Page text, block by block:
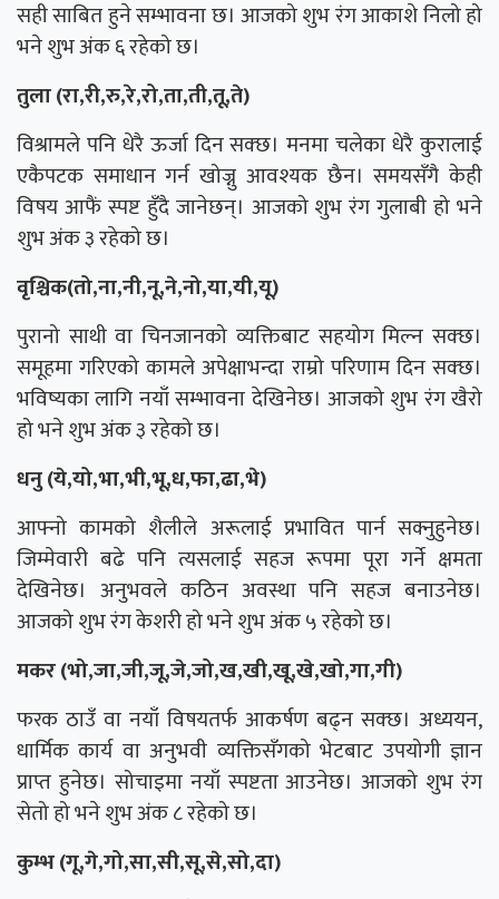
सही साबित हुने सम्भावना छ। आजको शुभ रंग आकाशे निलो हो
भने शुभ अंक ६ रहेको छ।
तुला (रा,री,रु,रे,रो,ता,ती,तू,ते)
विश्रामले पनि धेरै ऊर्जा दिन सक्छ। मनमा चलेका धेरै कुरालाई
एकैपटक समाधान गर्न खोज्नु आवश्यक छैन। समयसँगै केही
विषय आफैं स्पष्ट हुँदै जानेछन्। आजको शुभ रंग गुलाबी हो भने
शुभ अंक ३ रहेको छ।
वृश्चिक(तो,ना,नी,नू,ने,नो,या,यी,यू)
पुरानो साथी वा चिनजानको व्यक्तिबाट सहयोग मिल्न सक्छ।
समूहमा गरिएको कामले अपेक्षाभन्दा राम्रो परिणाम दिन सक्छ।
भविष्यका लागि नयाँ सम्भावना देखिनेछ। आजको शुभ रंग खैरो
हो भने शुभ अंक ३ रहेको छ।
धनु (ये,यो,भा,भी,भू,ध,फा,ढा,भे)
आफ्नो कामको शैलीले अरूलाई प्रभावित पार्न सक्नुहुनेछ।
जिम्मेवारी बढे पनि त्यसलाई सहज रूपमा पूरा गर्ने क्षमता
देखिनेछ। अनुभवले कठिन अवस्था पनि सहज बनाउनेछ।
आजको शुभ रंग केशरी हो भने शुभ अंक ५ रहेको छ।
मकर (भो,जा,जी,जू,जे,जो,ख,खी,खू,खे,खो,गा,गी)
फरक ठाउँ वा नयाँ विषयतर्फ आकर्षण बढ्न सक्छ। अध्ययन,
धार्मिक कार्य वा अनुभवी व्यक्तिसँगको भेटबाट उपयोगी ज्ञान
प्राप्त हुनेछ। सोचाइमा नयाँ स्पष्टता आउनेछ। आजको शुभ रंग
सेतो हो भने शुभ अंक ८ रहेको छ।
कुम्भ (गू,गे,गो,सा,सी,सू,से,सो,दा)